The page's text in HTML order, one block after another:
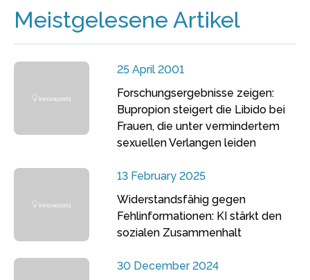
Meistgelesene Artikel
25 April 2001
Forschungsergebnisse zeigen:
Bupropion steigert die Libido bei
Frauen, die unter vermindertem
sexuellen Verlangen leiden
13 February 2025
Widerstandsfähig gegen
Fehlinformationen: KI stärkt den
sozialen Zusammenhalt
30 December 2024